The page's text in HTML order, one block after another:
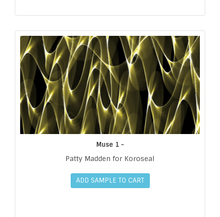
Muse 1 -
Patty Madden for Koroseal
ADD SAMPLE TO CART